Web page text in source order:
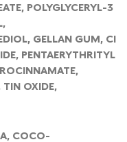
POLYGLYCERYL-3
GELLAN GUM, CI
PENTAERYTHRITYL
OXIDE,
COCO-